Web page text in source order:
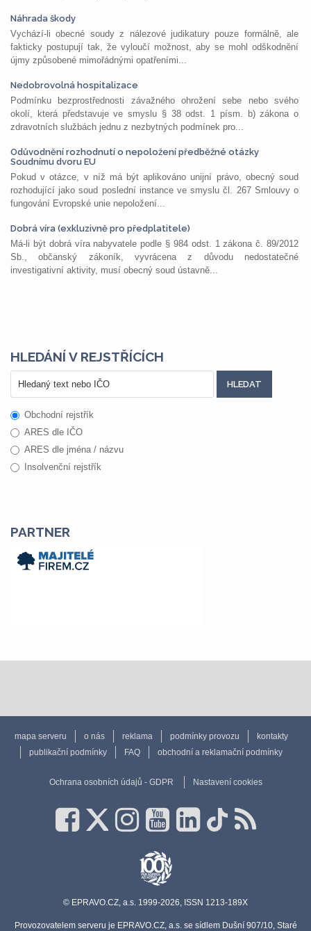
Náhrada škody
Vychází-li obecné soudy z nálezové judikatury pouze formálně, ale
fakticky postupují tak, že vyloučí možnost, aby se mohl odškodnění
újmy způsobené mimořádnými opatřeními...
Nedobrovolná hospitalizace
Podmínku bezprostřednosti závažného ohrožení sebe nebo svého
okolí, která představuje ve smyslu § 38 odst. 1 písm. b) zákona o
zdravotních službách jednu z nezbytných podmínek pro...
Odůvodnění rozhodnutí o nepoložení předběžné otázky
Soudnímu dvoru EU
Pokud v otázce, v níž má být aplikováno unijní právo, obecný soud
rozhodující jako soud poslední instance ve smyslu čl. 267 Smlouvy o
fungování Evropské unie nepoložení...
Dobrá víra (exkluzivně pro předplatitele)
Má-li být dobrá víra nabyvatele podle § 984 odst. 1 zákona č. 89/2012
Sb., občanský zákoník, vyvrácena z důvodu nedostatečné
investigativní aktivity, musí obecný soud ústavně...
HLEDÁNÍ V REJSTŘÍCÍCH
Obchodní rejstřík
ARES dle IČO
ARES dle jména / názvu
Insolvenční rejstřík
PARTNER
mapa serveru o nás reklama podmínky provozu
kontakty
publikační podmínky
FAQ obchodní a reklamační podmínky
Ochrana osobních údajů - GDPR Nastavení cookies
© EPRAVO.CZ, a.s. 1999-2026, ISSN 1213-189X
Provozovatelem serveru je EPRAVO.CZ, a.s. se sídlem Dušní 907/10, Staré